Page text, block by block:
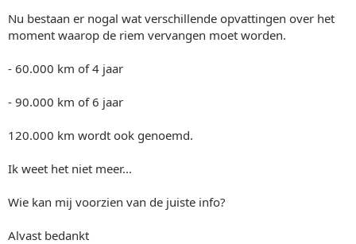
Nu bestaan er nogal wat verschillende opvattingen over het
moment waarop de riem vervangen moet worden.
- 60.000 km of 4 jaar
- 90.000 km of 6 jaar
120.000 km wordt ook genoemd.
Ik weet het niet meer...
Wie kan mij voorzien van de juiste info?
Alvast bedankt